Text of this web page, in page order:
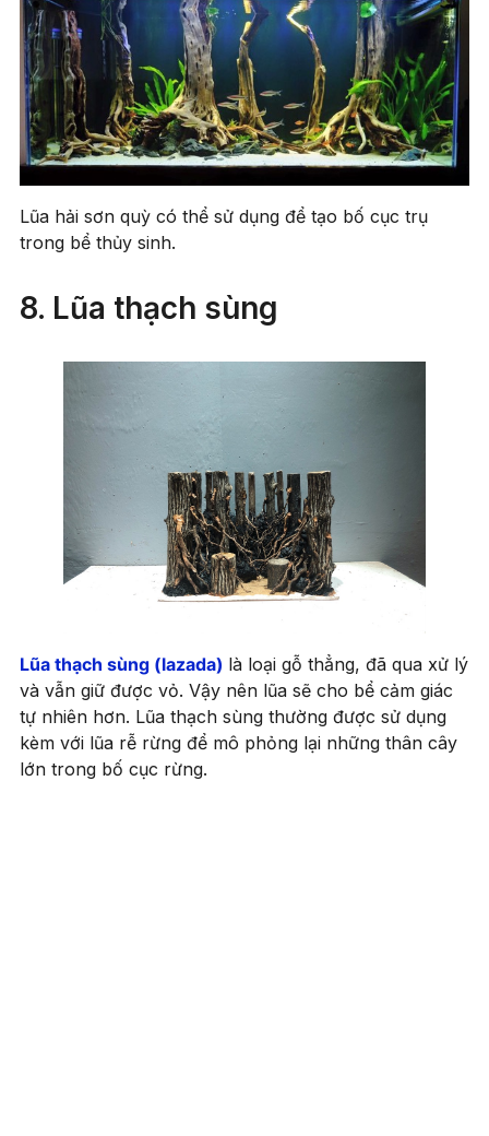
Lũa hải sơn quỳ có thể sử dụng để tạo bố cục trụ
trong bể thủy sinh.
8. Lũa thạch sùng
Lũa thạch sùng (lazada) là loại gỗ thẳng, đã qua xử lý
và vẫn giữ được vỏ. Vậy nên lũa sẽ cho bể cảm giác
tự nhiên hơn. Lũa thạch sùng thường được sử dụng
kèm với lũa rễ rừng để mô phỏng lại những thân cây
lớn trong bố cục rừng.